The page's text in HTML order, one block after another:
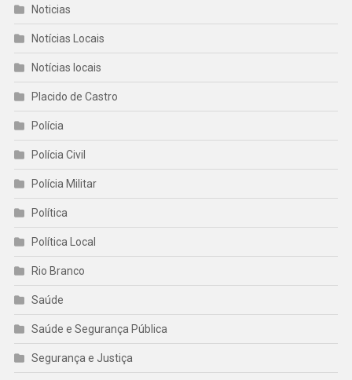
Noticias
Notícias Locais
Notícias locais
Placido de Castro
Polícia
Polícia Civil
Polícia Militar
Política
Política Local
Rio Branco
Saúde
Saúde e Segurança Pública
Segurança e Justiça